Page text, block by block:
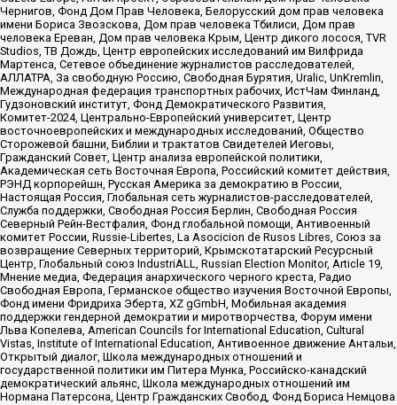
Чернигов, Фонд Дом Прав Человека, Белорусский дом прав человека
имени Бориса Звозскова, Дом прав человека Тбилиси, Дом прав
человека Ереван, Дом прав человека Крым, Центр дикого лосося, TVR
Studios, ТВ Дождь, Центр европейских исследований им Вилфрида
Мартенса, Сетевое объединение журналистов расследователей,
АЛЛАТРА, За свободную Россию, Свободная Бурятия, Uralic, UnKremlin,
Международная федерация транспортных рабочих, ИстЧам Финланд,
Гудзоновский институт, Фонд Демократического Развития,
Комитет-2024, Центрально-Европейский университет, Центр
восточноевропейских и международных исследований, Общество
Сторожевой башни, Библии и трактатов Свидетелей Иеговы,
Гражданский Совет, Центр анализа европейской политики,
Академическая сеть Восточная Европа, Российский комитет действия,
РЭНД корпорейшн, Русская Америка за демократию в России,
Настоящая Россия, Глобальная сеть журналистов-расследователей,
Служба поддержки, Свободная Россия Берлин, Свободная Россия
Северный Рейн-Вестфалия, Фонд глобальной помощи, Антивоенный
комитет России, Russie-Libertes, La Asocicion de Rusos Libres, Союз за
возвращение Северных территорий, Крымскотатарский Ресурсный
Центр, Глобальный союз IndustriALL, Russian Election Monitor, Article 19,
Мнение медиа, Федерация анархического черного креста, Радио
Свободная Европа, Германское общество изучения Восточной Европы,
Фонд имени Фридриха Эберта, XZ gGmbH, Мобильная академия
поддержки гендерной демократии и миротворчества, Форум имени
Льва Копелева, American Councils for International Education, Cultural
Vistas, Institute of International Education, Антивоенное движение Антальи,
Открытый диалог, Школа международных отношений и
государственной политики им Питера Мунка, Российско-канадский
демократический альянс, Школа международных отношений им
Нормана Патерсона, Центр Гражданских Свобод, Фонд Бориса Немцова